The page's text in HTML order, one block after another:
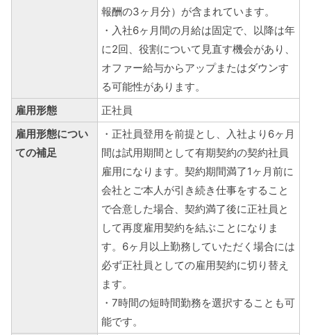
報酬の3ヶ月分）が含まれています。
・入社6ヶ月間の月給は固定で、以降は年
に2回、役割について見直す機会があり、
オファー給与からアップまたはダウンす
る可能性があります。
雇用形態
正社員
雇用形態につい
ての補足
・正社員登用を前提とし、入社より6ヶ月
間は試用期間として有期契約の契約社員
雇用になります。契約期間満了1ヶ月前に
会社とご本人が引き続き仕事をすること
で合意した場合、契約満了後に正社員と
して再度雇用契約を結ぶことになりま
す。6ヶ月以上勤務していただく場合には
必ず正社員としての雇用契約に切り替え
ます。
・7時間の短時間勤務を選択することも可
能です。